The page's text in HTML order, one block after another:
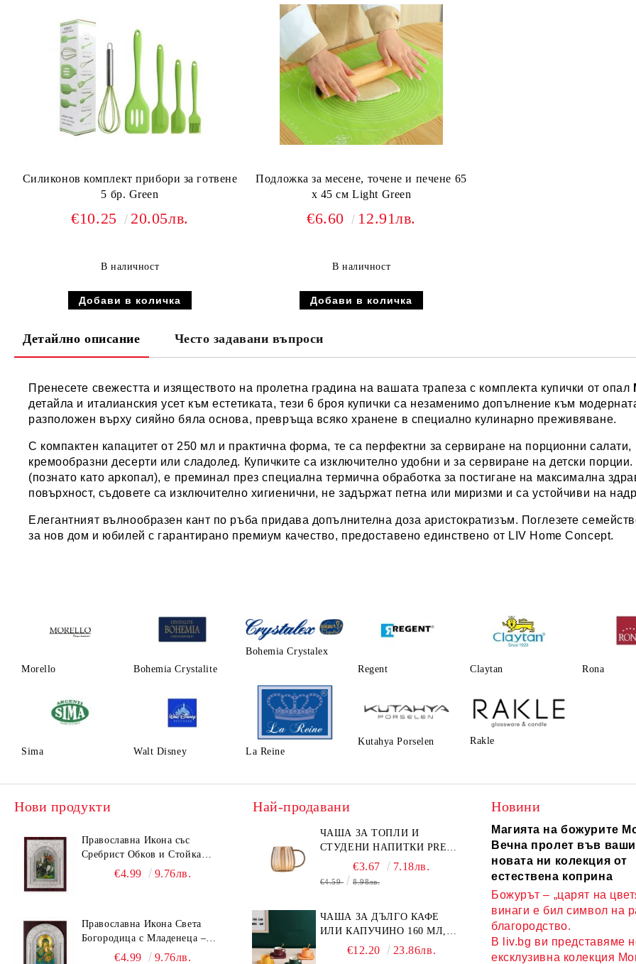
Силиконов комплект прибори за готвене
5 бр. Green
€10.25 20.05лв.
В наличност
Подложка за месене, точене и печене 65
х 45 см Light Green
€6.60 12.91лв.
В наличност
Детайлно описание Често задавани въпроси
Пренесете свежестта и изяществото на пролетна градина на вашата трапеза с комплекта купички от опал
детайла и италианския усет към естетиката, тези 6 броя купички са незаменимо допълнение към
разположен върху сияйно бяла основа, превръща всяко хранене в специално кулинарно преживяване.
С компактен капацитет от 250 мл и практична форма, те са перфектни за сервиране на порционни
кремообразни десерти или сладолед. Купичките са изключително удобни и за сервиране на детски
(познато като аркопал), е преминал през специална термична обработка за постигане на максимална
повърхност, съдовете са изключително хигиенични, не задържат петна или миризми и са устойчиви на
Елегантният вълнообразен кант по ръба придава допълнителна доза аристократизъм. Поглезете
за нов дом и юбилей с гарантирано премиум качество, предоставено единствено от LIV Home Concept.
Morello Bohemia Crystalite
Bohemia Crystalex
Regent
Claytаn Rona
Sima Walt Disney La Reine
Kutahya Porselen Rakle
Нови продукти
Православна Икона със
Сребрист Обков и Стойка
(23.5х19 см) – Исус Христос,
€4.99 9.76лв.
Православна Икона Света
Богородица с Младенеца –
Сребрист Обков и Стойка
€4.99 9.76лв.
Най-продавани
ЧАША ЗА ТОПЛИ И
СТУДЕНИ НАПИТКИ PRESS
ART 400 МЛ,
БОРОСИЛИКАТНО СТЪКЛО
€3.67 7.18лв.
€4.59 8.98лв.
ЧАША ЗА ДЪЛГО КАФЕ
ИЛИ КАПУЧИНО 160 МЛ,
ЧИНИЙКА, ЛЪЖИЧКА
€12.20 23.86лв.
Новини
Магията на божурите
Вечна пролет във
новата ни колекция от
естествена коприна
Божурът – „царят на
винаги е бил символ на
благородство.
В liv.bg ви представяме
ексклузивна колекция